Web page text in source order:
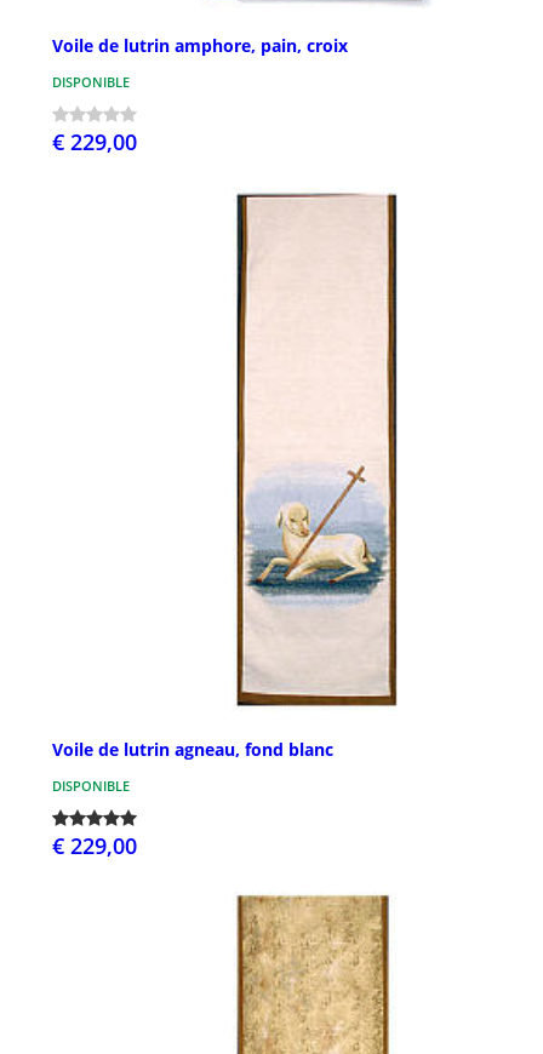
Voile de lutrin amphore, pain, croix
DISPONIBLE
€ 229,00
Voile de lutrin agneau, fond blanc
DISPONIBLE
€ 229,00